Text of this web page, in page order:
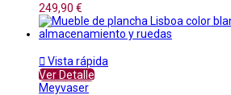
249,90 €
 Vista rápida
Ver Detalle
Meyvaser